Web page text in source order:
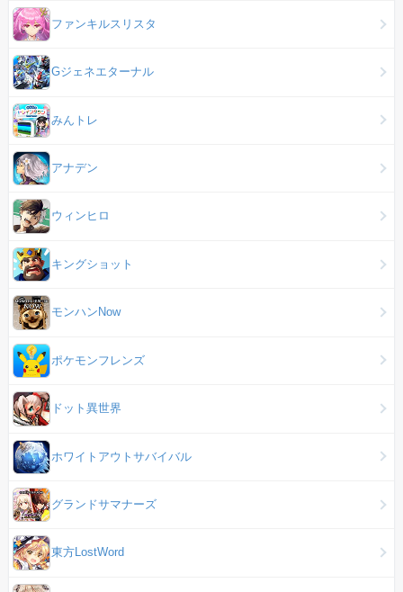
ファンキルスリスタ
Gジェネエターナル
みんトレ
アナデン
ウィンヒロ
キングショット
モンハンNow
ポケモンフレンズ
ドット異世界
ホワイトアウトサバイバル
グランドサマナーズ
東方LostWord